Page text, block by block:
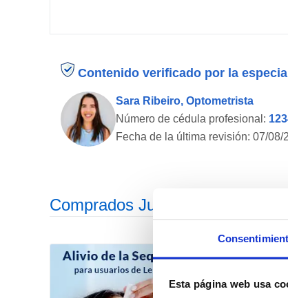
Esta página web usa
Contenido verificado por la
Sara Ribeiro, Optometrista
Número de cédula profesional:
Fecha de la última revisión: 07/08/
Comprados Juntos Habitualmente